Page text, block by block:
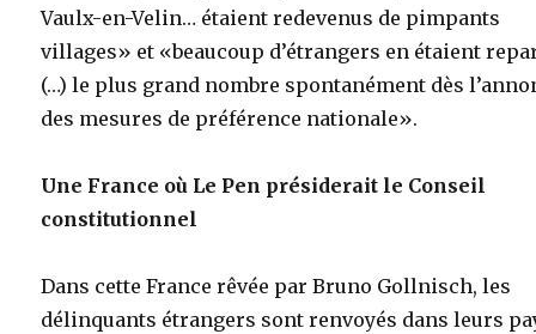
Vaulx-en-Velin… étaient redevenus de pimpants
villages» et «beaucoup d’étrangers en étaient
(…) le plus grand nombre spontanément dès
des mesures de préférence nationale».
Une France où Le Pen présiderait le Conseil
constitutionnel
Dans cette France rêvée par Bruno Gollnisch, les
délinquants étrangers sont renvoyés dans leurs